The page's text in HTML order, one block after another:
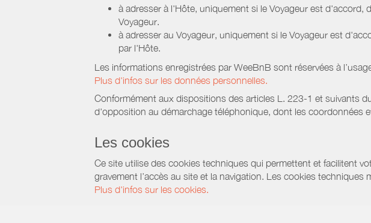
à adresser à l'Hôte, uniquement si le Voyageur est
Voyageur.
à adresser au Voyageur, uniquement si le Voyageur est
par l'Hôte.
Les informations enregistrées par WeeBnB sont réservées à
Plus d'infos sur les données personnelles.
Conformément aux dispositions des articles L. 223-1 et suivants
d'opposition au démarchage téléphonique, dont les coordonnées
Les cookies
Ce site utilise des cookies techniques qui permettent et facilitent
gravement l’accès au site et la navigation. Les cookies
Plus d'infos sur les cookies.